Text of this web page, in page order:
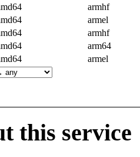
armhf
armel
armhf
arm64
armel
this service